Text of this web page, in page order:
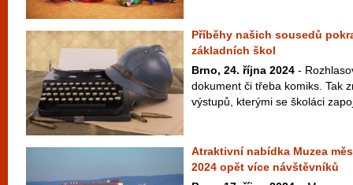
Příběhy našich sousedů
základních škol
Brno, 24. října 2024 -
dokument či třeba komiks. Tak
výstupů, kterými se školáci
Atraktivní nabídka Muzea
2024 opět více návštěvníků